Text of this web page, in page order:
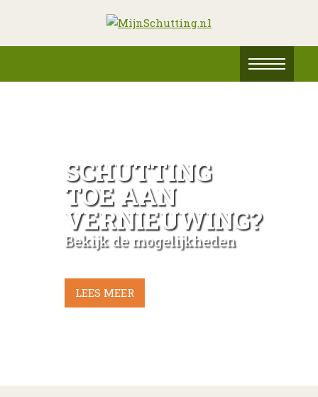
SCHUTTING
TOE AAN
VERNIEUWING?
Bekijk de mogelijkheden
LEES MEER